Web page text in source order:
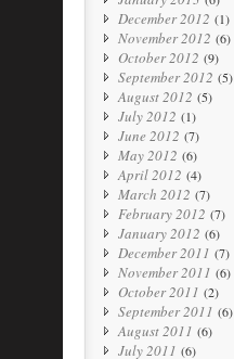
December 2012 (1)
November 2012 (6)
October 2012 (9)
September 2012 (5)
August 2012 (5)
July 2012 (1)
June 2012 (7)
May 2012 (6)
April 2012 (4)
March 2012 (7)
February 2012 (7)
January 2012 (6)
December 2011 (7)
November 2011 (6)
October 2011 (2)
September 2011 (6)
August 2011 (6)
July 2011 (6)